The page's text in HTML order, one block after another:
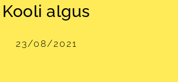
Kooli algus
23/08/2021